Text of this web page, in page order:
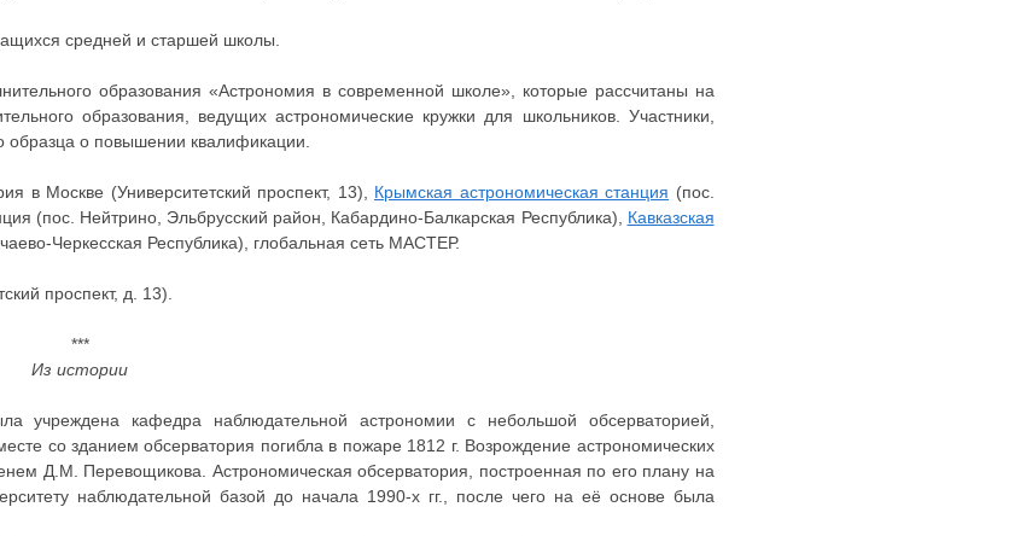
средней и старшей школы.
образования «Астрономия в современной школе», которые рассчитаны на
образования, ведущих астрономические кружки для школьников. Участники,
образца о повышении квалификации.
в Москве (Университетский проспект, 13), Крымская астрономическая станция (пос.
(пос. Нейтрино, Эльбрусский район, Кабардино-Балкарская Республика), Кавказская
Черкесская Республика), глобальная сеть МАСТЕР.
проспект, д. 13).
***
Из истории
учреждена кафедра наблюдательной астрономии с небольшой обсерваторией,
со зданием обсерватория погибла в пожаре 1812 г. Возрождение астрономических
Д.М. Перевощикова. Астрономическая обсерватория, построенная по его плану на
наблюдательной базой до начала 1990-х гг., после чего на её основе была